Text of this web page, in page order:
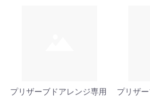
プリザーブドアレンジ専用
プリザ